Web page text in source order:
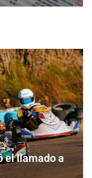
el llamado a